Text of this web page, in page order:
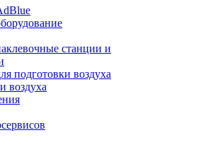
станции и
подготовки воздуха
воздуха